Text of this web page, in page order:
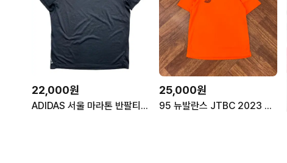
22,000원
ADIDAS 서울 마라톤 반팔티 블랙 XL
25,000원
95 뉴발란스 JTBC 2023 마라톤 티셔츠